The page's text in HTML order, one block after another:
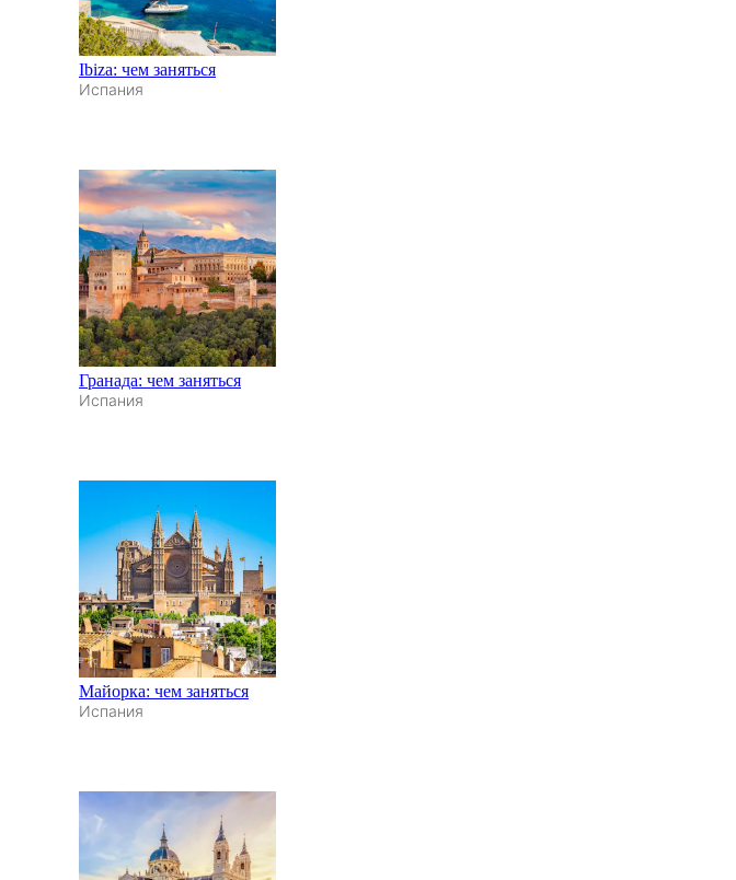
Ibiza: чем заняться
Испания
Гранада: чем заняться
Испания
Майорка: чем заняться
Испания